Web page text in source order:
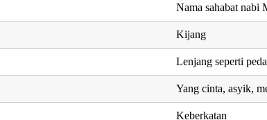
Nama sahabat nabi
Kijang
Lenjang seperti
Yang cinta, asyik,
Keberkatan